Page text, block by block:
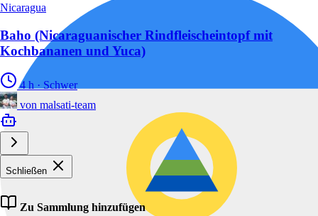
Nicaragua
Baho (Nicaraguanischer Rindfleischeintopf mit
Kochbananen und Yuca)
4 h · Schwer
von malsati-team
Schließen
Zu Sammlung hinzufügen